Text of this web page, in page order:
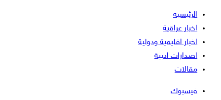
الرئيسية
اخبار عراقية
اخبار اقليمية ودولية
اصدارات ادبية
مقالات
فيسبوك